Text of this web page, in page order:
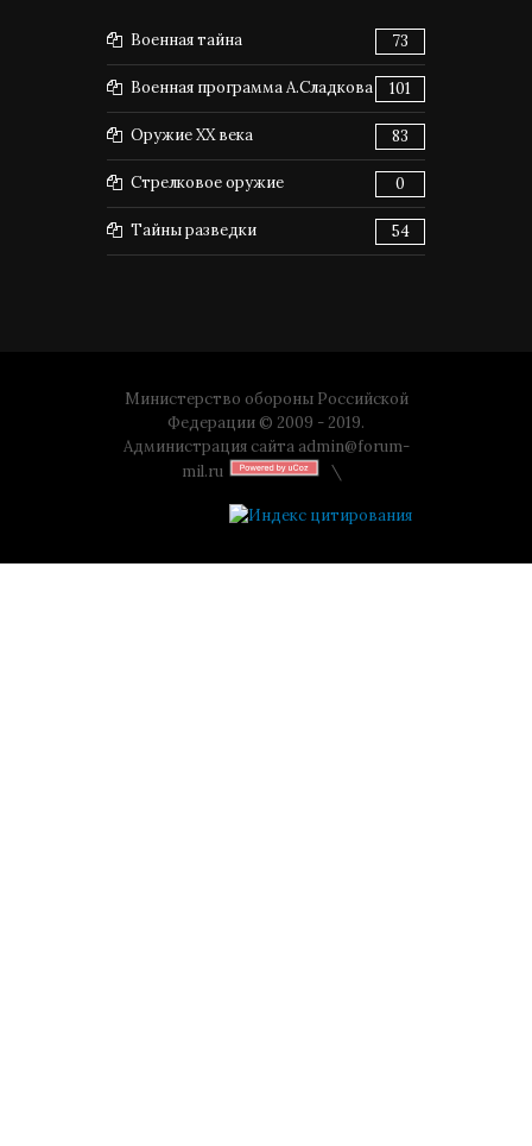
Военная тайна 73
Военная программа А.Сладкова 101
Оружие XX века 83
Стрелковое оружие 0
Тайны разведки 54
Министерство обороны Российской
Федерации © 2009 - 2019.
Администрация сайта admin@forum-
mil.ru